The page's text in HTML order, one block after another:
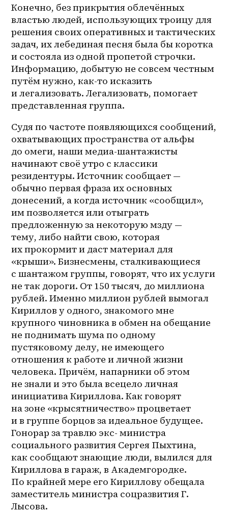
Конечно, без прикрытия облечённых
властью людей, использующих троицу для
решения своих оперативных и тактических
задач, их лебединая песня была бы коротка
и состояла из одной пропетой строчки.
Информацию, добытую не совсем честным
путём нужно, как-то исказить
и легализовать. Легализовать, помогает
представленная группа.
Судя по частоте появляющихся сообщений,
охватывающих пространства от альфы
до омеги, наши медиа-шантажисты
начинают своё утро с классики
резидентуры. Источник сообщает —
обычно первая фраза их основных
донесений, а когда источник «сообщил»,
им позволяется или отыграть
предложенную за некоторую мзду —
тему, либо найти свою, которая
их прокормит и даст материал для
«крыши». Бизнесмены, сталкивающиеся
с шантажом группы, говорят, что их услуги
не так дороги. От 150 тысяч, до миллиона
рублей. Именно миллион рублей вымогал
Кириллов у одного, знакомого мне
крупного чиновника в обмен на обещание
не поднимать шума по одному
пустяковому делу, не имеющего
отношения к работе и личной жизни
человека. Причём, напарники об этом
не знали и это была всецело личная
инициатива Кириллова. Как говорят
на зоне «крысятничество» процветает
и в группе борцов за идеальное будущее.
Гонорар за травлю экс- министра
социального развития Сергея Пыхтина,
как сообщают знающие люди, вылился для
Кириллова в гараж, в Академгородке.
По крайней мере его Кириллову обещала
заместитель министра соцразвития Г.
Лысова.